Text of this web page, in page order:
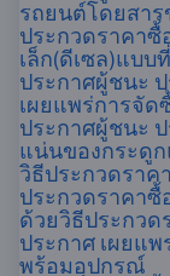
รถยนต์โดยสาร
ประกวดราคา
เล็ก(ดีเซล)แบบ
ประกาศผู้ชนะ
เผยแพร่การจัด
ประกาศผู้ชนะ
แน่นของกระดูก
วิธีประกวดราค
ประกวดราคา
ด้วยวิธีประกวด
ประกาศ เผยแ
พร้อมอุปกรณ์